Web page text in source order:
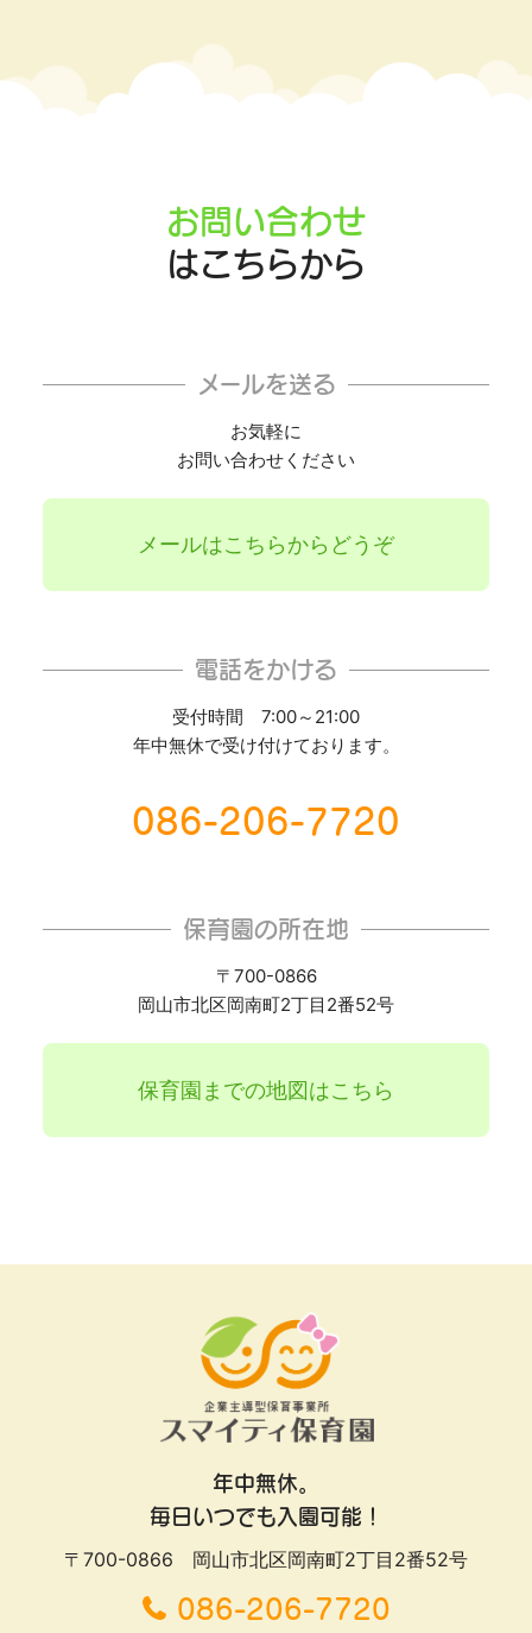
お問い合わせ
はこちらから
メールを送る
お気軽に
お問い合わせください
メールはこちらからどうぞ
電話をかける
受付時間 7:00～21:00
年中無休で受け付けております。
086-206-7720
保育園の所在地
〒700-0866
岡山市北区岡南町2丁目2番52号
保育園までの地図はこちら
年中無休。
毎日いつでも入園可能！
〒700-0866 岡山市北区岡南町2丁目2番52号
086-206-7720